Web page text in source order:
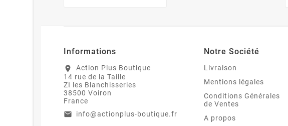
Informations
location_on
Action Plus Boutique
14 rue de la Taille
ZI les Blanchisseries
38500 Voiron
France
email info@actionplus-boutique.fr
Notre Société
Livraison
Mentions légales
Conditions Générales
de Ventes
A propos